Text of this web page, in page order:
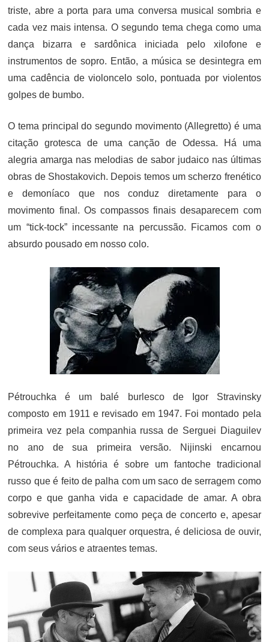
triste, abre a porta para uma conversa musical sombria e
cada vez mais intensa. O segundo tema chega como uma
dança bizarra e sardônica iniciada pelo xilofone e
instrumentos de sopro. Então, a música se desintegra em
uma cadência de violoncelo solo, pontuada por violentos
golpes de bumbo.
O tema principal do segundo movimento (Allegretto) é uma
citação grotesca de uma canção de Odessa. Há uma
alegria amarga nas melodias de sabor judaico nas últimas
obras de Shostakovich. Depois temos um scherzo frenético
e demoníaco que nos conduz diretamente para o
movimento final. Os compassos finais desaparecem com
um “tick-tock” incessante na percussão. Ficamos com o
absurdo pousado em nosso colo.
Pétrouchka é um balé burlesco de Igor Stravinsky
composto em 1911 e revisado em 1947. Foi montado pela
primeira vez pela companhia russa de Serguei Diaguilev
no ano de sua primeira versão. Nijinski encarnou
Pétrouchka. A história é sobre um fantoche tradicional
russo que é feito de palha com um saco de serragem como
corpo e que ganha vida e capacidade de amar. A obra
sobrevive perfeitamente como peça de concerto e, apesar
de complexa para qualquer orquestra, é deliciosa de ouvir,
com seus vários e atraentes temas.